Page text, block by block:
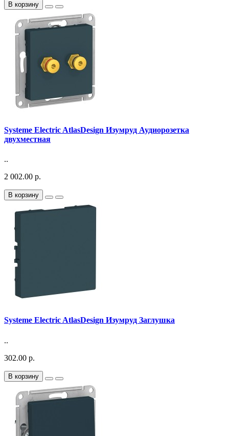
В корзину
Systeme Electric AtlasDesign Изумруд Аудиорозетка
двухместная
..
2 002.00 р.
В корзину
Systeme Electric AtlasDesign Изумруд Заглушка
..
302.00 р.
В корзину